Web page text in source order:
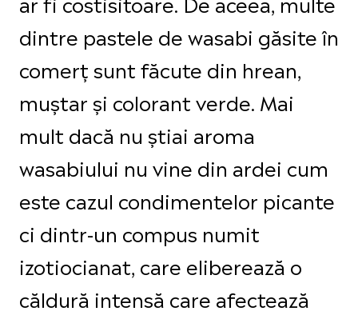
dintre pastele de wasabi găsite în
comerț sunt făcute din hrean,
muștar și colorant verde. Mai
mult dacă nu știai aroma
wasabiului nu vine din ardei cum
este cazul condimentelor picante
ci dintr-un compus numit
izotiocianat, care eliberează o
căldură intensă care afectează